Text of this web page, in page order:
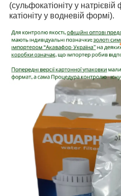
(сульфокатіоніту у
катіоніту у водневій формі).